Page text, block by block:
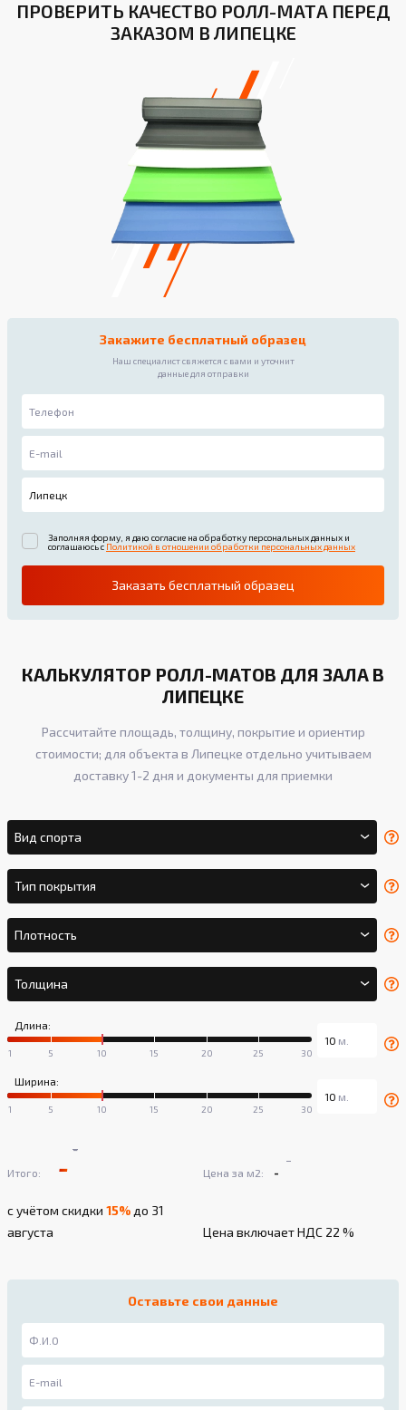
ПРОВЕРИТЬ КАЧЕСТВО РОЛЛ-МАТА ПЕРЕД
ЗАКАЗОМ В ЛИПЕЦКЕ
Закажите бесплатный образец
Наш специалист свяжется с вами и уточнит
данные для отправки
Заполняя форму, я даю согласие на обработку персональных данных и
соглашаюсь с Политикой в отношении обработки персональных данных
Заказать бесплатный образец
КАЛЬКУЛЯТОР РОЛЛ-МАТОВ ДЛЯ ЗАЛА В
ЛИПЕЦКЕ
Рассчитайте площадь, толщину, покрытие и ориентир
стоимости; для объекта в Липецке отдельно учитываем
доставку 1-2 дня и документы для приемки
Вид спорта
Тип покрытия
Плотность
Толщина
Длина:
Ширина:
Итого: -
-
с учётом скидки 15% до 31
августа
Цена за м2: -
-
Цена включает НДС 22 %
Оставьте свои данные